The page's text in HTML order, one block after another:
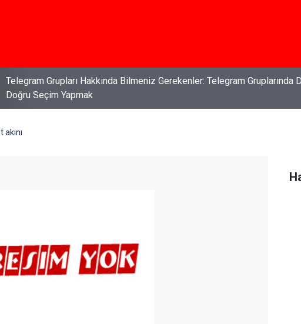
İş Davaları: Haklarınızı Bilmek ve Koruma Altına Almak